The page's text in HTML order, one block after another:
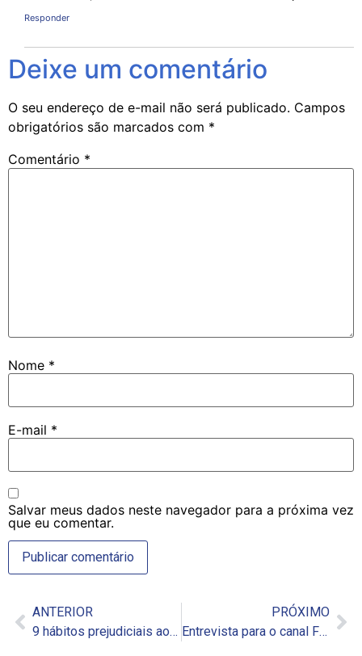
Responder
Deixe um comentário
O seu endereço de e-mail não será publicado. Campos
obrigatórios são marcados com *
Comentário *
Nome *
E-mail *
Salvar meus dados neste navegador para a próxima vez
que eu comentar.
ANTERIOR
9 hábitos prejudiciais ao cérebro
PRÓXIMO
Entrevista para o canal Fitness Primeiro sobre Emagrecimento